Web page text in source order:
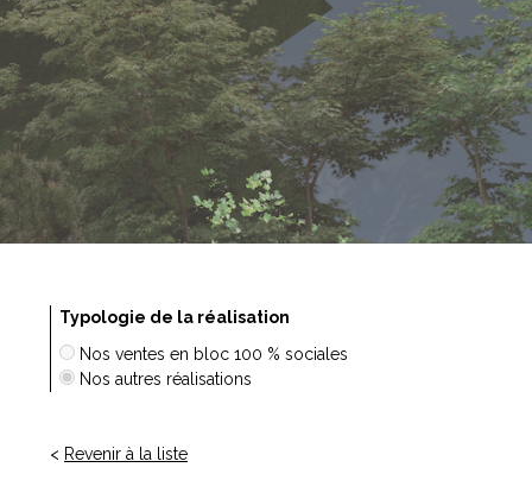
Typologie de la réalisation
Nos ventes en bloc 100 % sociales
Nos autres réalisations
< Revenir à la liste